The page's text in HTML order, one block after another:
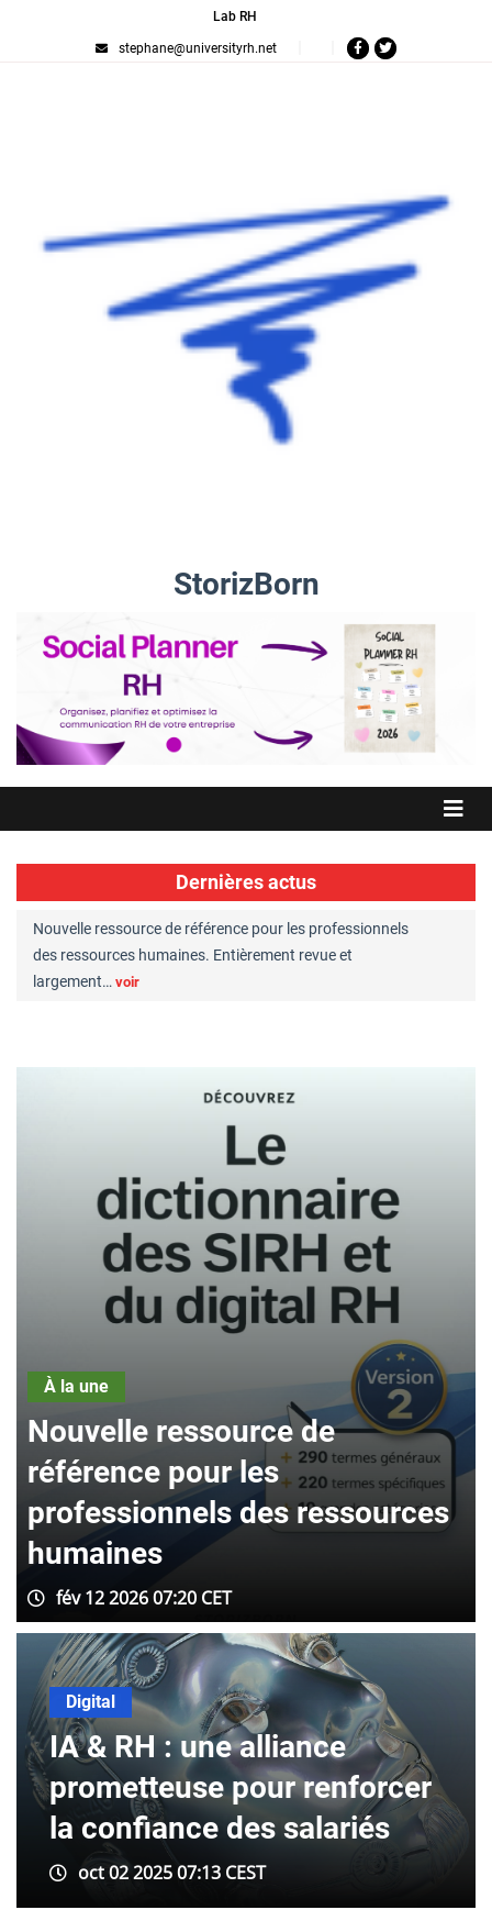
Lab RH
stephane@universityrh.net
StorizBorn
Dernières actus
ressource de référence pour les professionnels
ressources humaines. Entièrement revue et
voir
Great Place to
À la une
ressource de
pour les
des ressources
fév 12 2026 07:20 CET
À
Digital
Oracle lance de nouveaux
agents d’IA dédiés aux RH
intégrés à son offre SaaS
Fusion Cloud HCM
Sep 19 2025 17:40 CEST